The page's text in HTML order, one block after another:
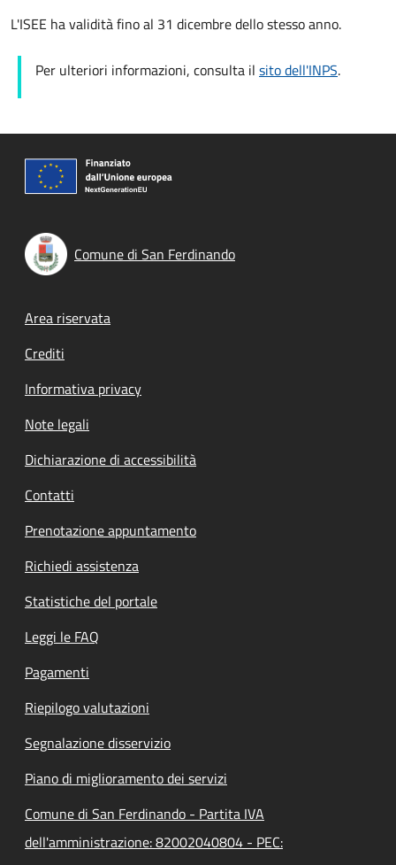
L'ISEE ha validità fino al 31 dicembre dello stesso anno.
Per ulteriori informazioni, consulta il sito dell'INPS.
Comune di San Ferdinando
Footer menu
Area riservata
Crediti
Informativa privacy
Note legali
Dichiarazione di accessibilità
Contatti
Prenotazione appuntamento
Richiedi assistenza
Statistiche del portale
Leggi le FAQ
Pagamenti
Riepilogo valutazioni
Segnalazione disservizio
Piano di miglioramento dei servizi
Comune di San Ferdinando - Partita IVA
dell'amministrazione: 82002040804 - PEC: